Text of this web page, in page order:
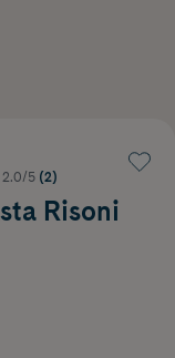
2.0/5 (2)
Risoni